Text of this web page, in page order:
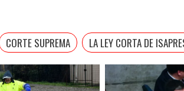
CORTE SUPREMA LA LEY CORTA DE